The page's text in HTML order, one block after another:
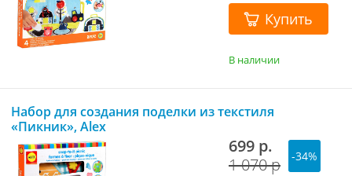
Купить
В наличии
Набор для создания поделки из текстиля
«Пикник», Alex
699 р.
1 070 р
-34%